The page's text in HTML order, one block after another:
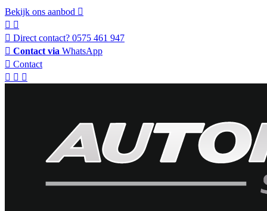
Bekijk ons aanbod
Direct contact? 0575 461 947
Contact via WhatsApp
Contact